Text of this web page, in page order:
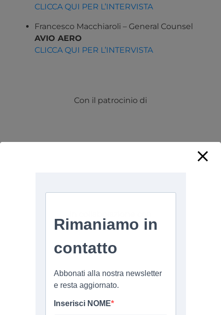
CLICCA QUI PER L’INTERVISTA
Francesco Macchiaroli – General Counsel
AVIO AERO
CLICCA QUI PER L’INTERVISTA
Con il patrocinio di